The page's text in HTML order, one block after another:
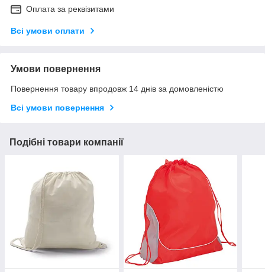
Оплата за реквізитами
Всі умови оплати
Умови повернення
Повернення товару впродовж 14 днів за домовленістю
Всі умови повернення
Подібні товари компанії